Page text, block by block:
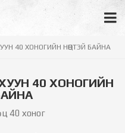
40 ХОНОГИЙН НӨӨЦТЭЙ БАЙНА
40 ХОНОГИЙН
40 хоног